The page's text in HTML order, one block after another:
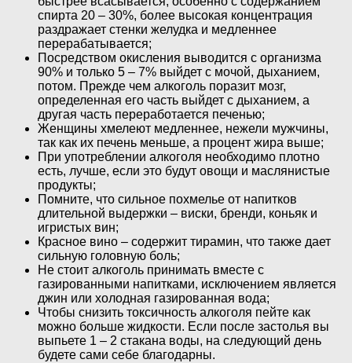
спирта 20 – 30%, более высокая концентрация
раздражает стенки желудка и медленнее
перерабатывается;
Посредством окисления выводится с организма
90% и только 5 – 7% выйдет с мочой, дыханием,
потом. Прежде чем алкоголь поразит мозг,
определенная его часть выйдет с дыханием, а
другая часть переработается печенью;
Женщины хмелеют медленнее, нежели мужчины,
так как их печень меньше, а процент жира выше;
При употреблении алкоголя необходимо плотно
есть, лучше, если это будут овощи и маслянистые
продукты;
Помните, что сильное похмелье от напитков
длительной выдержки – виски, бренди, коньяк и
игристых вин;
Красное вино – содержит тирамин, что также дает
сильную головную боль;
Не стоит алкоголь принимать вместе с
газированными напитками, исключением является
джин или холодная газированная вода;
Чтобы снизить токсичность алкоголя пейте как
можно больше жидкости. Если после застолья вы
выпьете 1 – 2 стакана воды, на следующий день
будете сами себе благодарны.